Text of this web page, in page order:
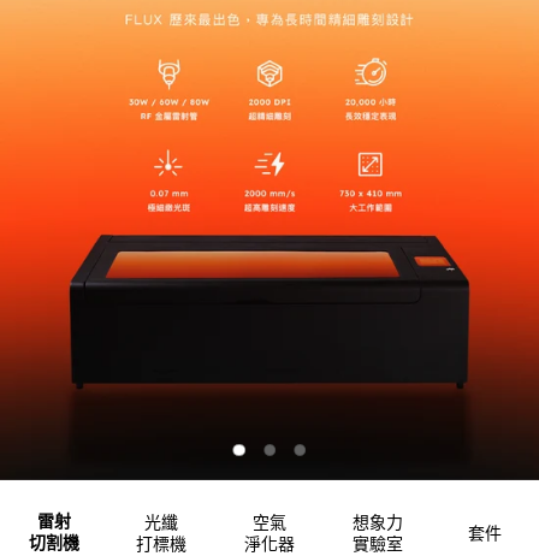
雷射
切割機
光纖
打標機
空氣
淨化器
想象力
實驗室
套件